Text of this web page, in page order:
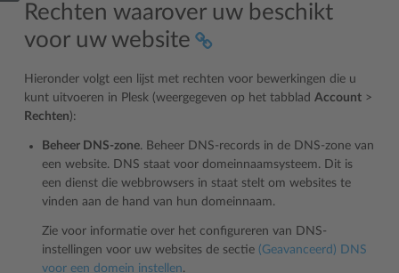
Rechten waarover uw beschikt
voor uw website
Hieronder volgt een lijst met rechten voor bewerkingen die u
kunt uitvoeren in Plesk (weergegeven op het tabblad Account >
Rechten):
Beheer DNS-zone. Beheer DNS-records in de DNS-zone van
een website. DNS staat voor domeinnaamsysteem. Dit is
een dienst die webbrowsers in staat stelt om websites te
vinden aan de hand van hun domeinnaam.
Zie voor informatie over het configureren van DNS-
instellingen voor uw websites de sectie (Geavanceerd) DNS
voor een domein instellen.